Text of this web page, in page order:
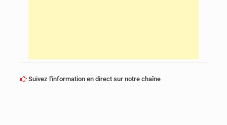
Suivez l'information en direct sur notre chaîne